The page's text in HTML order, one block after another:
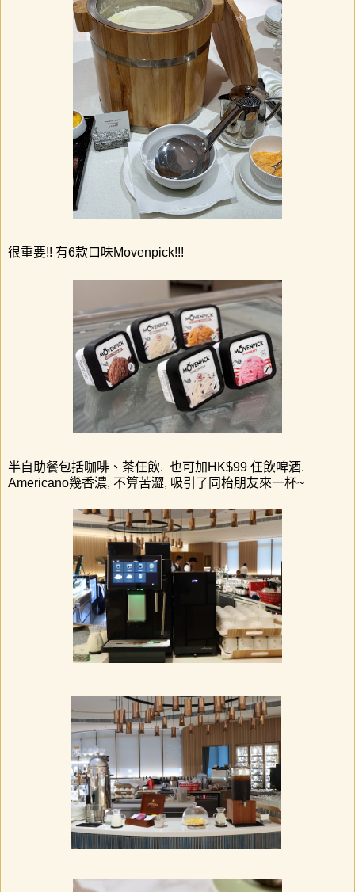
很重要!! 有6款口味Movenpick!!!
半自助餐包括咖啡、茶任飲. 也可加 HK$99 任飲啤酒.
Americano幾香濃, 不算苦澀, 吸引了同枱朋友來一杯~